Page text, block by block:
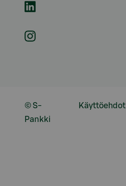
Käyttöehdot
© S-
Pankki